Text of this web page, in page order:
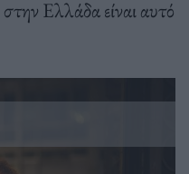
Ελλάδα είναι αυτό